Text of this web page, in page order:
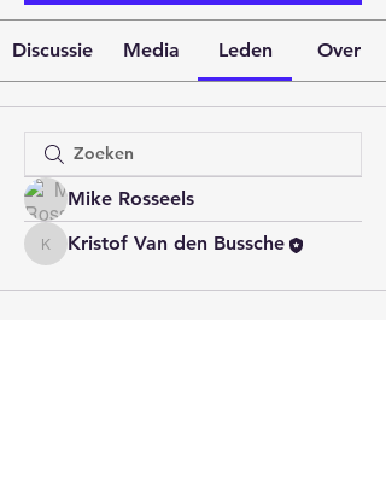
Discussie Media Leden Over
Mike Rosseels
Kristof Van den Bussche
Kristof Van den Bussche